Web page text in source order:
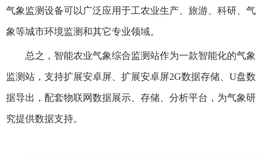
气象监测设备可以广泛应用于工农业生产、旅游、科研、气
象等城市环境监测和其它专业领域。
总之，智能农业气象综合监测站作为一款智能化的气象
监测站，支持扩展安卓屏、扩展安卓屏2G数据存储、U盘数
据导出，配套物联网数据展示、存储、分析平台，为气象研
究提供数据支持。